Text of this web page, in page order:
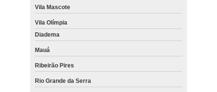
Vila Mascote
Vila Olímpia
Diadema
Mauá
Ribeirão Pires
Rio Grande da Serra